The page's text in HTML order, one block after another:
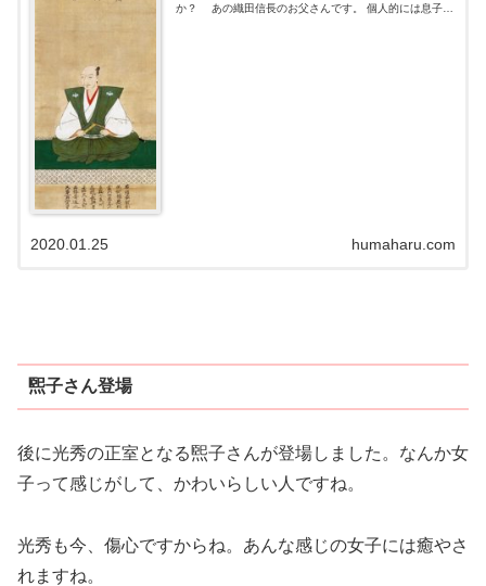
か？ あの織田信長のお父さんです。 個人的には息子の
humaharu.com
2020.01.25
煕子さん登場
後に光秀の正室となる煕子さんが登場しました。なんか女
子って感じがして、かわいらしい人ですね。
光秀も今、傷心ですからね。あんな感じの女子には癒やさ
れますね。